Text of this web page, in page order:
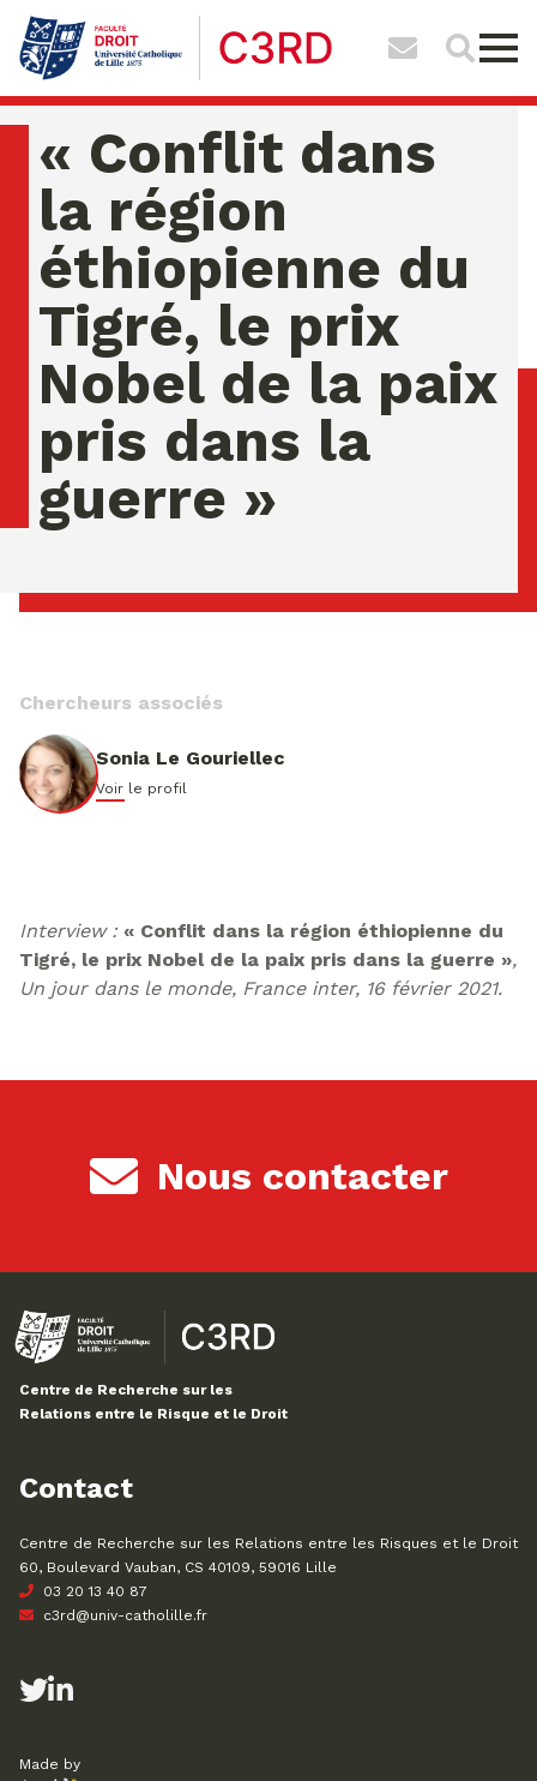
« Conflit dans
la région
éthiopienne du
Tigré, le prix
Nobel de la paix
pris dans la
guerre »
Chercheurs associés
Sonia Le Gouriellec
Voir le profil
Interview : « Conflit dans la région éthiopienne du
Tigré, le prix Nobel de la paix pris dans la guerre »,
Un jour dans le monde, France inter, 16 février 2021.
Nous contacter
Centre de Recherche sur les
Relations entre le Risque et le Droit
Contact
Centre de Recherche sur les Relations entre les Risques et le Droit
60, Boulevard Vauban, CS 40109, 59016 Lille
03 20 13 40 87
c3rd@univ-catholille.fr
Made by